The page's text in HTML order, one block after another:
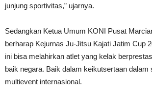
junjung sportivitas,” ujarnya.
Sedangkan Ketua Umum KONI Pusat
berharap Kejurnas Ju-Jitsu Kajati Jatim Cup
ini bisa melahirkan atlet yang kelak
baik negara. Baik dalam keikutsertaan dalam
multievent internasional.